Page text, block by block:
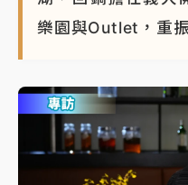
樂園與Outlet，重